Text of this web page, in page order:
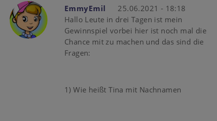
EmmyEmil
25.06.2021 - 18:18
Hallo Leute in drei Tagen ist mein
Gewinnspiel vorbei hier ist noch mal die
Chance mit zu machen und das sind die
Fragen:
1) Wie heißt Tina mit Nachnamen